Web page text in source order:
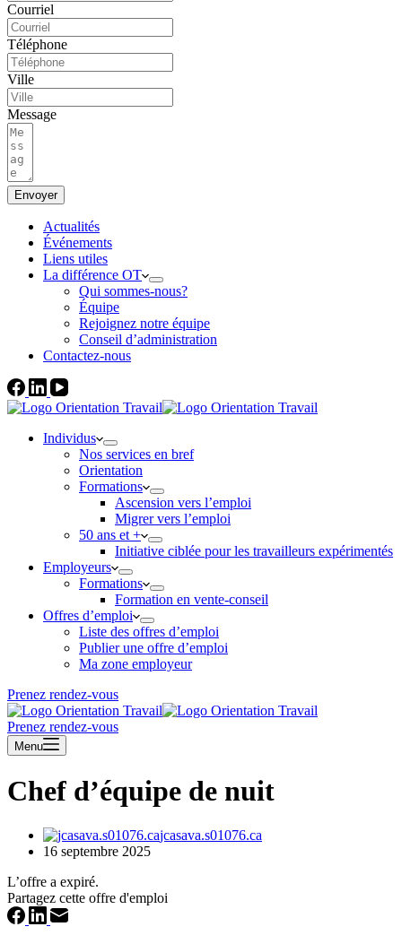
Courriel
Téléphone
Ville
Message
Envoyer
Actualités
Événements
Liens utiles
La différence OT
Qui sommes-nous?
Équipe
Rejoignez notre équipe
Conseil d’administration
Contactez-nous
Individus
Nos services en bref
Orientation
Formations
Ascension vers l’emploi
Migrer vers l’emploi
50 ans et +
Initiative ciblée pour les travailleurs expérimentés
Employeurs
Formations
Formation en vente-conseil
Offres d’emploi
Liste des offres d’emploi
Publier une offre d’emploi
Ma zone employeur
Prenez rendez-vous
Prenez rendez-vous
Menu
Chef d’équipe de nuit
jcasava.s01076.ca
16 septembre 2025
L’offre a expiré.
Partagez cette offre d'emploi